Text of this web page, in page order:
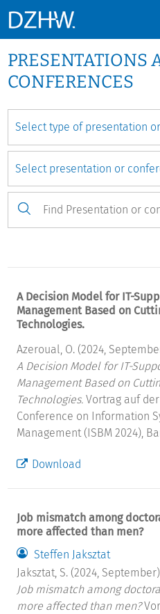
PRESENTATIONS
CONFERENCES
A Decision Model for IT-
Management Based on
Technologies.
Azeroual, O. (2024,
A Decision Model for IT-
Management Based on
Technologies. Vortrag auf
Conference on Information
Management (ISBM 2024),
Download
Job mismatch among
more affected than men?
Steffen Jaksztat
Jaksztat, S. (2024,
Job mismatch among
more affected than men?